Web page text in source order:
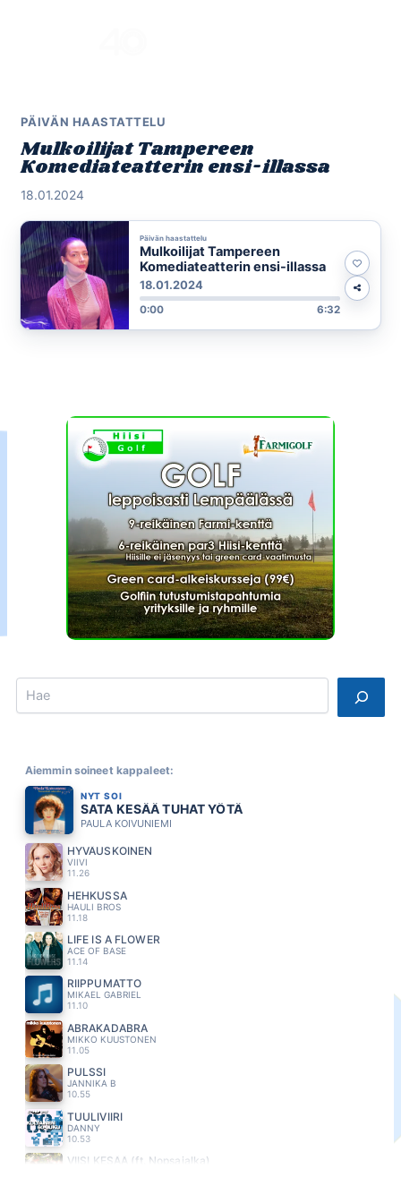
PÄIVÄN HAASTATTELU
Mulkoilijat Tampereen
Komediateatterin ensi-illassa
18.01.2024
Päivän haastattelu
Mulkoilijat Tampereen
Komediateatterin ensi-illassa
18.01.2024
0:00 6:32
Search
Aiemmin soineet kappaleet:
NYT SOI
SATA KESÄÄ TUHAT YÖTÄ
PAULA KOIVUNIEMI
HYVÄUSKOINEN
VIIVI
11.26
HEHKUSSA
HAULI BROS
11.18
LIFE IS A FLOWER
ACE OF BASE
11.14
RIIPPUMATTO
MIKAEL GABRIEL
11.10
ABRAKADABRA
MIKKO KUUSTONEN
11.05
PULSSI
JANNIKA B
10.55
TUULIVIIRI
DANNY
10.53
VIISI KESÄÄ (ft. Nopsajalka)